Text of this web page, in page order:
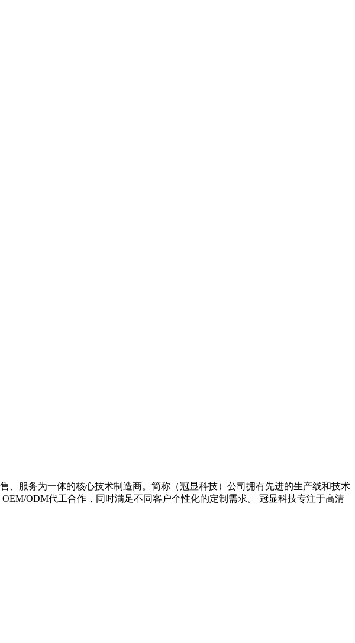
、服务为一体的核心技术制造商。简称（冠显科技）公司拥有先进的生产线和技术
ODM代工合作，同时满足不同客户个性化的定制需求。 冠显科技专注于高清